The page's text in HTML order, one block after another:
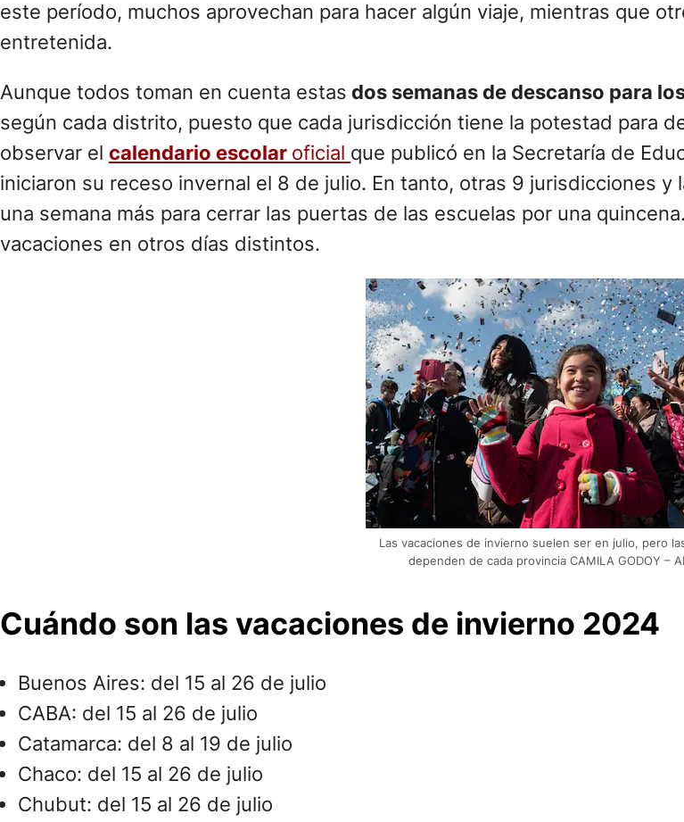
este período, muchos aprovechan para hacer algún viaje, mientras que
entretenida.
Aunque todos toman en cuenta estas dos semanas de descanso para
según cada distrito, puesto que cada jurisdicción tiene la potestad para
observar el calendario escolar oficial que publicó en la Secretaría de
iniciaron su receso invernal el 8 de julio. En tanto, otras 9 jurisdicciones y
una semana más para cerrar las puertas de las escuelas por una
vacaciones en otros días distintos.
Las vacaciones de invierno suelen ser en julio, pero
dependen de cada provincia CAMILA GODOY –
Cuándo son las vacaciones de invierno 2024
Buenos Aires: del 15 al 26 de julio
CABA: del 15 al 26 de julio
Catamarca: del 8 al 19 de julio
Chaco: del 15 al 26 de julio
Chubut: del 15 al 26 de julio